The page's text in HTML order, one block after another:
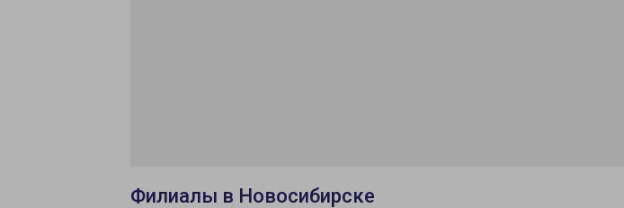
Филиалы в Новосибирске